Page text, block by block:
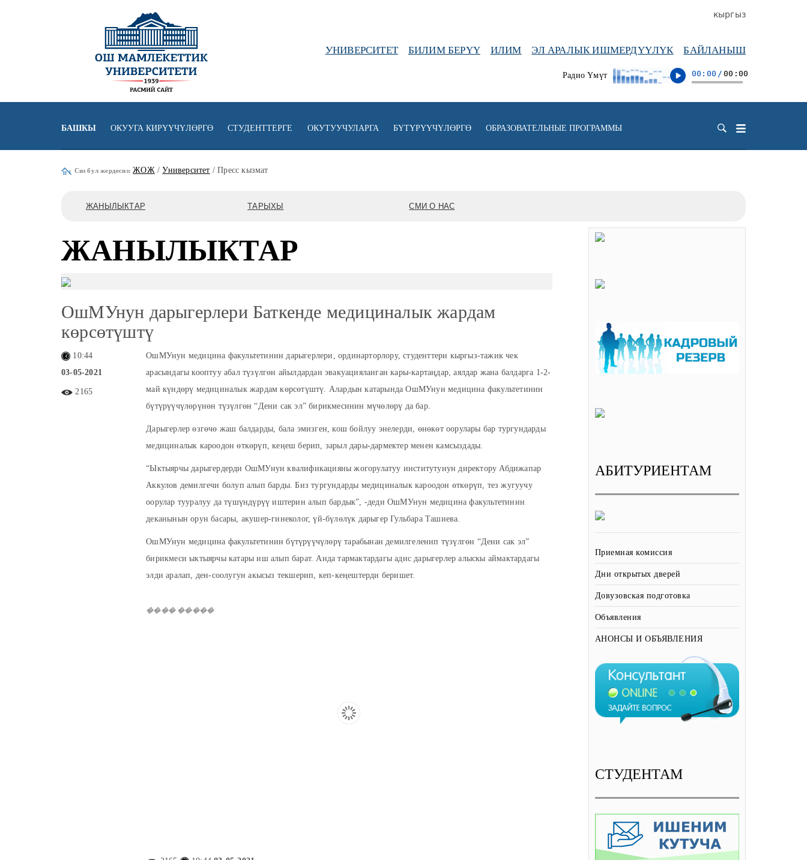
УНИВЕРСИТЕТ БИЛИМ БЕРҮҮ ИЛИМ ЭЛ АРАЛЫК ИШМЕРДҮҮЛҮК БАЙЛАНЫШ
Радио Үмүт 00:00 / 00:00
кыргыз
БАШКЫ ОКУУГА КИРҮҮЧҮЛӨРГӨ СТУДЕНТТЕРГЕ ОКУТУУЧУЛАРГА БҮТҮРҮҮЧҮЛӨРГӨ ОБРАЗОВАТЕЛЬНЫЕ ПРОГРАММЫ
Сиз бул жердесиз: ЖОЖ/Университет / Пресс кызмат
ЖАНЫЛЫКТАР ТАРЫХЫ СМИ О НАС
ЖАНЫЛЫКТАР
ОшМУнун дарыгерлери Баткенде медициналык жардам
көрсөтүштү
10:44
03-05-2021
2165
ОшМУнун медицина факультетинин дарыгерлери, ординарторлору, студенттери кыргыз-тажик чек
арасындагы кооптуу абал түзүлгөн айылдардан эвакуацияланган кары-картаңдар, аялдар жана балдарга 1-2-
май күндөрү медициналык жардам көрсөтүштү. Алардын катарында ОшМУнун медицина факультетинин
бүтүрүүчүлөрүнөн түзүлгөн “Дени сак эл” бирикмесинин мүчөлөрү да бар.
Дарыгерлер өзгөчө жаш балдарды, бала эмизген, кош бойлуу энелерди, өнөкөт оорулары бар тургундарды
медициналык кароодон өткөрүп, кеңеш берип, зарыл дары-дармектер менен камсыздады.
“Ыктыярчы дарыгердерди ОшМУнун квалификацияны жогорулатуу институтунун директору Абдижапар
Аккулов демилгечи болуп алып барды. Биз тургундарды медициналык кароодон өткөрүп, тез жугуучу
оорулар тууралуу да түшүндүрүү иштерин алып бардык”, -деди ОшМУнун медицина факультетинин
деканынын орун басары, акушер-гинеколог, үй-бүлөлүк дарыгер Гульбара Ташиева.
ОшМУнун медицина факультетинин бүтүрүүчүлөрү тарабынан демилгеленип түзүлгөн “Дени сак эл”
бирикмеси ыктыярчы катары иш алып барат. Анда тармактардагы адис дарыгерлер алыскы аймактардагы
элди аралап, ден-соолугун акысыз текшерип, кеп-кеңештерди беришет.
���� �����
АБИТУРИЕНТАМ
Приемная комиссия
Дни открытых дверей
Довузовская подготовка
Объявления
АНОНСЫ И ОБЪЯВЛЕНИЯ
СТУДЕНТАМ